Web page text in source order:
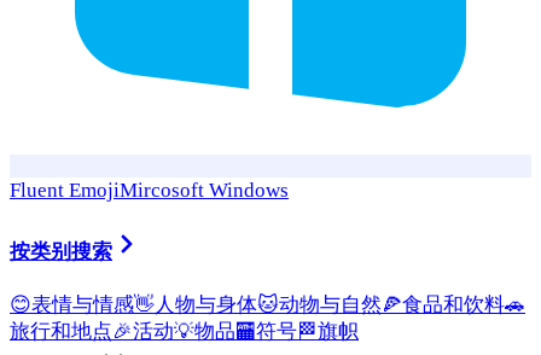
Fluent EmojiMircosoft Windows
按类别搜索
😊表情与情感👋 人物与身体🐱动物与自然🍕食品和饮料🚗
旅行和地点🎉活动💡物品🏧符号🏁旗帜